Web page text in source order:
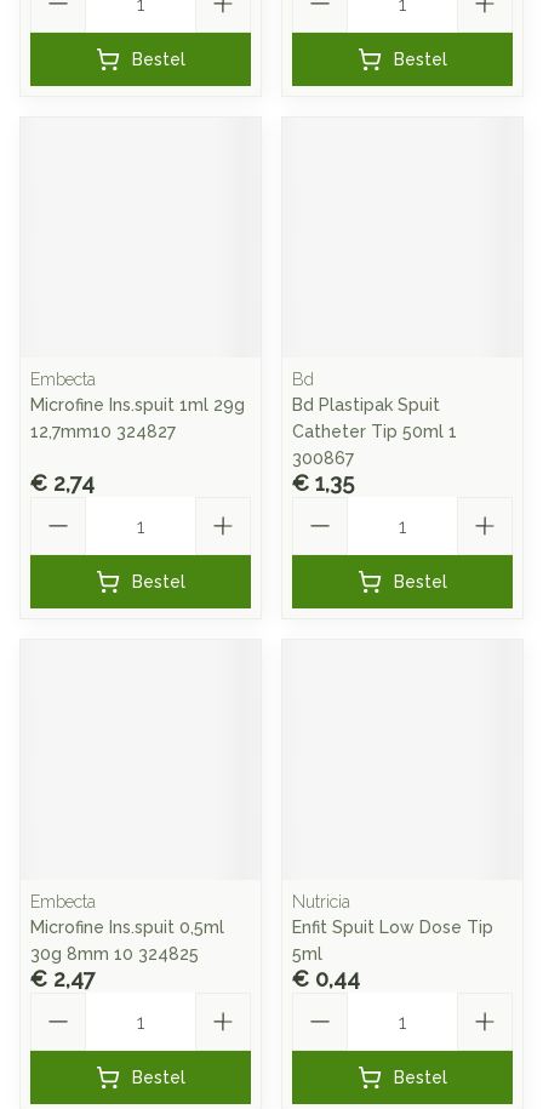
Bestel Bestel
Embecta
Microfine Ins.spuit 1ml 29g
12,7mm10 324827
€ 2,74
Bestel
Bd
Bd Plastipak Spuit
Catheter Tip 50ml 1
300867
€ 1,35
Bestel
Embecta
Microfine Ins.spuit 0,5ml
30g 8mm 10 324825
€ 2,47
Bestel
Nutricia
Enfit Spuit Low Dose Tip
5ml
€ 0,44
Bestel